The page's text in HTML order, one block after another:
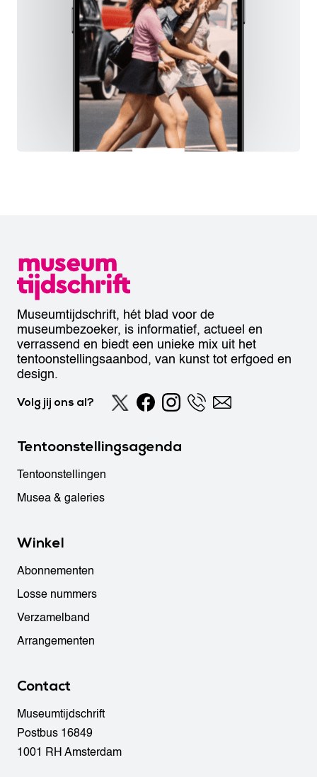
Museumtijdschrift, hét blad voor de
museumbezoeker, is informatief, actueel en
verrassend en biedt een unieke mix uit het
tentoonstellingsaanbod, van kunst tot erfgoed en
design.
Volg jij ons al?
Tentoonstellingsagenda
Tentoonstellingen
Musea & galeries
Winkel
Abonnementen
Losse nummers
Verzamelband
Arrangementen
Contact
Museumtijdschrift
Postbus 16849
1001 RH Amsterdam